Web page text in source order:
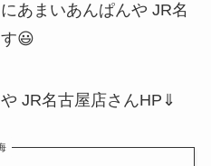
あまいあんぱんや JR名
😃
JR名古屋店さんHP⇓